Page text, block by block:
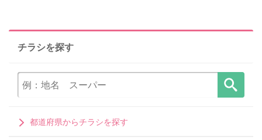
チラシを探す
都道府県からチラシを探す